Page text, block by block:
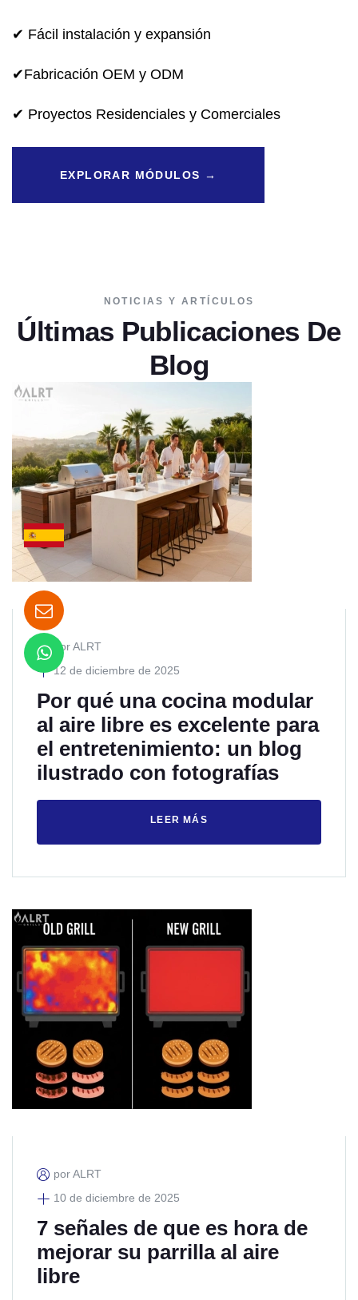
✔ Fácil instalación y expansión
✔Fabricación OEM y ODM
✔ Proyectos Residenciales y Comerciales
EXPLORAR MÓDULOS →
NOTICIAS Y ARTÍCULOS
Últimas Publicaciones De
Blog
por ALRT
12 de diciembre de 2025
Por qué una cocina modular
al aire libre es excelente para
el entretenimiento: un blog
ilustrado con fotografías
LEER MÁS
por ALRT
10 de diciembre de 2025
7 señales de que es hora de
mejorar su parrilla al aire
libre